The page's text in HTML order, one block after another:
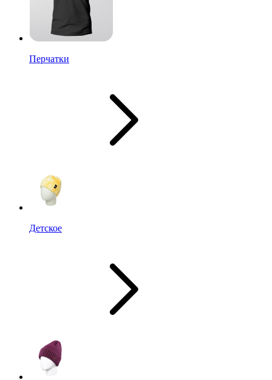
Перчатки
Детское